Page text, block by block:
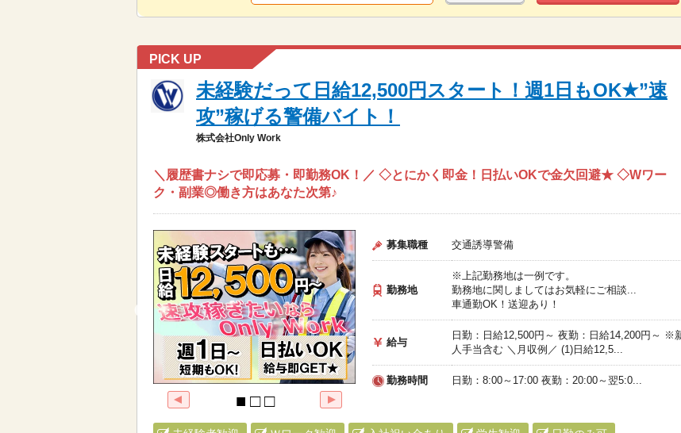
PICK UP
未経験だって日給12,500円スタート！週1日もOK★”速
攻”稼げる警備バイト！
株式会社Only Work
＼履歴書ナシで即応募・即勤務OK！／ ◇とにかく即金！日払いOKで金欠回避★ ◇Wワー
ク・副業◎働き方はあなた次第♪
募集職種 交通誘導警備
勤務地
※上記勤務地は一例です。
勤務地に関しましてはお気軽にご相談...
車通勤OK！送迎あり！
給与
日勤：日給12,500円～ 夜勤：日給14,200円～ ※
人手当含む ＼月収例／ (1)日給12,5...
勤務時間 日勤：8:00～17:00 夜勤：20:00～翌5:0...